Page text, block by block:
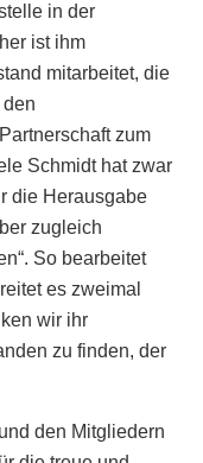
in der
ist ihm
mitarbeitet, die
zum
Schmidt hat zwar
die Herausgabe
zugleich
So bearbeitet
es zweimal
wir ihr
zu finden, der
den Mitgliedern